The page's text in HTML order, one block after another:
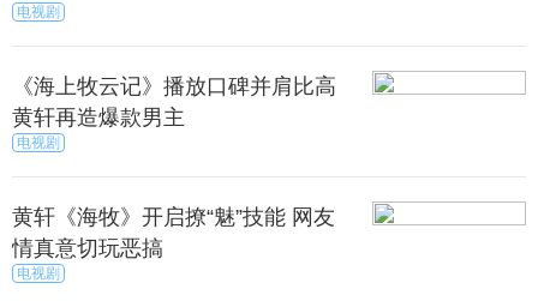
电视剧
《海上牧云记》播放口碑并肩比高
黄轩再造爆款男主
电视剧
黄轩《海牧》开启撩“魅”技能 网友
情真意切玩恶搞
电视剧